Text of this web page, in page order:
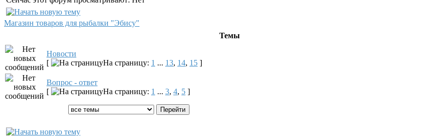
Магазин товаров для рыбалки "Эбису"
Темы
Новости
[
На страницу: 1 ... 13, 14, 15 ]
Вопрос - ответ
[
На страницу: 1 ... 3, 4, 5 ]